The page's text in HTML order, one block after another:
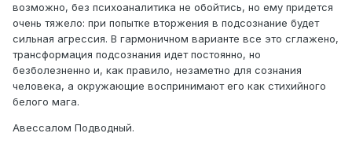
возможно, без психоаналитика не обойтись, но ему придется
очень тяжело: при попытке вторжения в подсознание будет
сильная агрессия. В гармоничном варианте все это сглажено,
трансформация подсознания идет постоянно, но
безболезненно и, как правило, незаметно для сознания
человека, а окружающие воспринимают его как стихийного
белого мага.
Авессалом Подводный.